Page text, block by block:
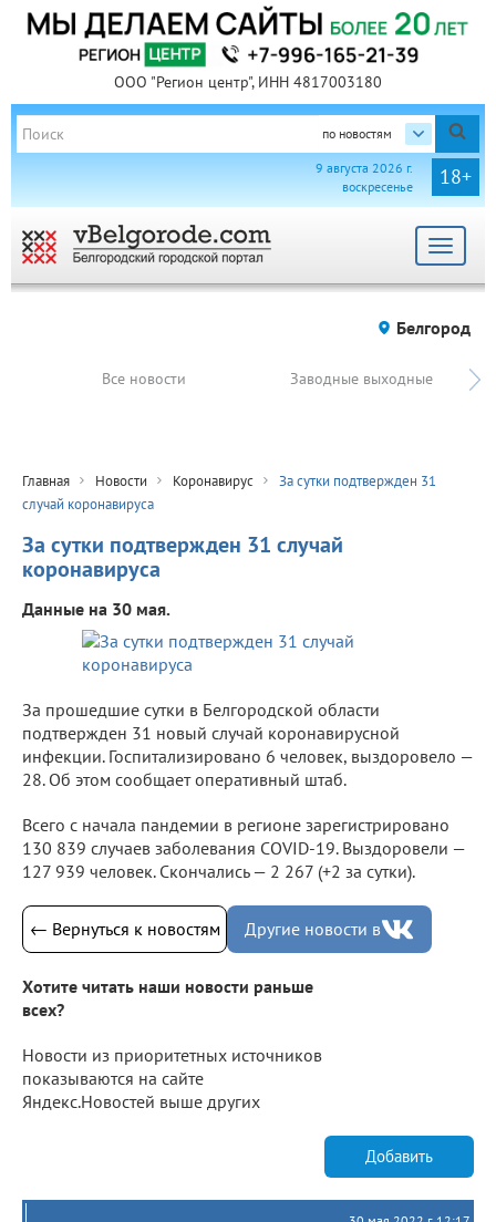
ООО "Регион центр", ИНН 4817003180
по новостям
18+
9 августа 2026 г.
воскресенье
Toggle
Белгород
Все новости Заводные выходные
Главная Новости Коронавирус
За сутки подтвержден 31
случай коронавируса
За сутки подтвержден 31 случай
коронавируса
Данные на 30 мая.
За прошедшие сутки в Белгородской области
подтвержден 31 новый случай коронавирусной
инфекции. Госпитализировано 6 человек, выздоровело —
28. Об этом сообщает оперативный штаб.
Всего с начала пандемии в регионе зарегистрировано
130 839 случаев заболевания COVID-19. Выздоровели —
127 939 человек. Скончались — 2 267 (+2 за сутки).
← Вернуться к новостям Другие новости в
Хотите читать наши новости раньше
всех?
Новости из приоритетных источников
показываются на сайте
Яндекс.Новостей выше других
Добавить